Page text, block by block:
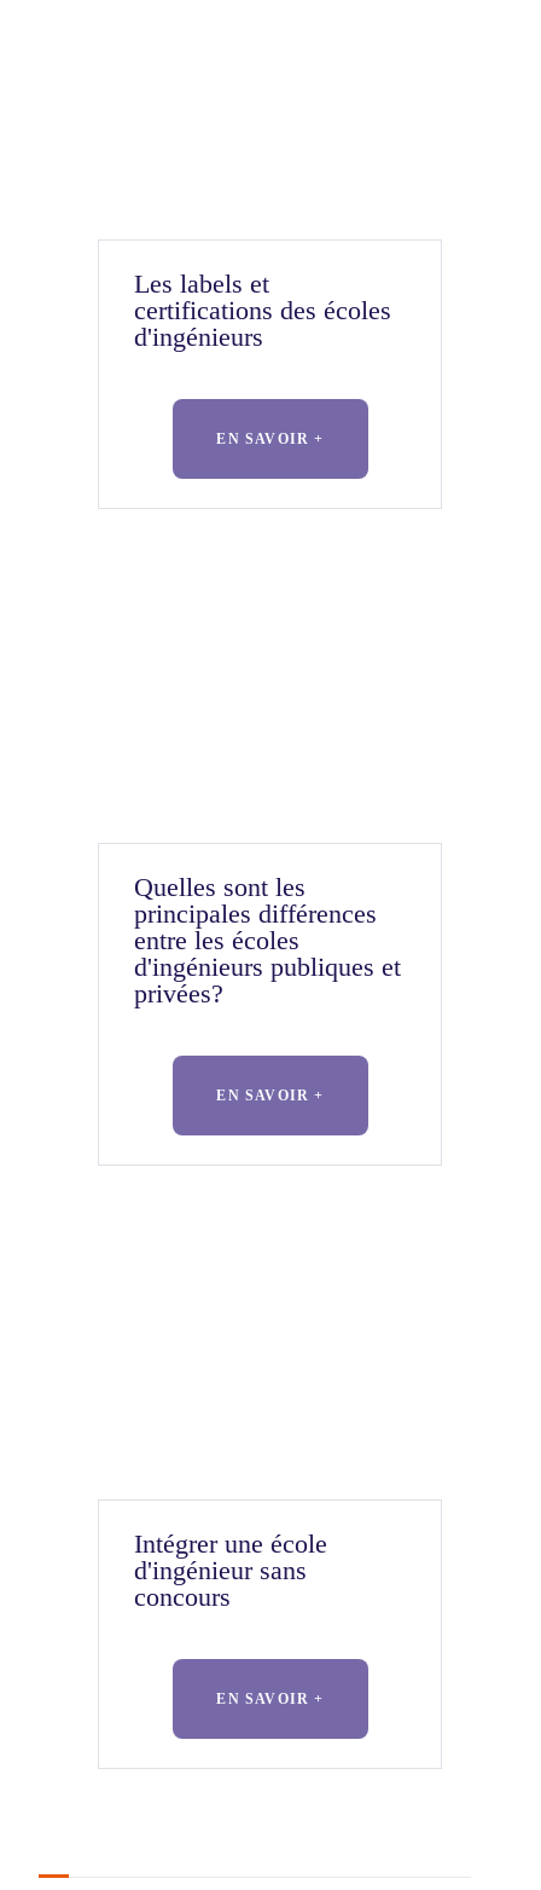
Les labels et
certifications des écoles
d'ingénieurs
EN SAVOIR +
Quelles sont les
principales différences
entre les écoles
d'ingénieurs publiques et
privées?
EN SAVOIR +
Intégrer une école
d'ingénieur sans
concours
EN SAVOIR +